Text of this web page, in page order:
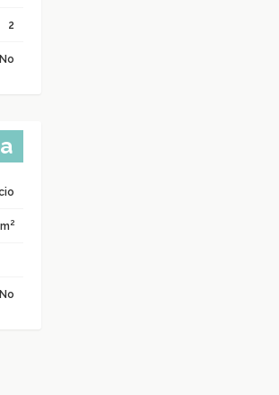
2
No
2
No